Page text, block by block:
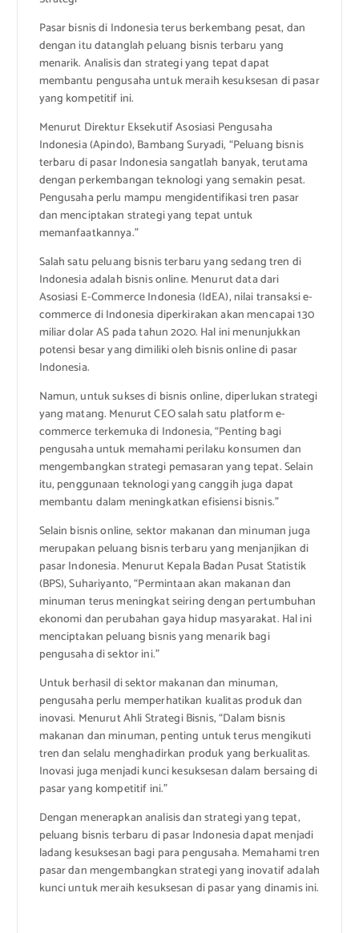
Pasar bisnis di Indonesia terus berkembang pesat, dan
dengan itu datanglah peluang bisnis terbaru yang
menarik. Analisis dan strategi yang tepat dapat
membantu pengusaha untuk meraih kesuksesan di pasar
yang kompetitif ini.
Menurut Direktur Eksekutif Asosiasi Pengusaha
Indonesia (Apindo), Bambang Suryadi, “Peluang bisnis
terbaru di pasar Indonesia sangatlah banyak, terutama
dengan perkembangan teknologi yang semakin pesat.
Pengusaha perlu mampu mengidentifikasi tren pasar
dan menciptakan strategi yang tepat untuk
memanfaatkannya.”
Salah satu peluang bisnis terbaru yang sedang tren di
Indonesia adalah bisnis online. Menurut data dari
Asosiasi E-Commerce Indonesia (IdEA), nilai transaksi e-
commerce di Indonesia diperkirakan akan mencapai 130
miliar dolar AS pada tahun 2020. Hal ini menunjukkan
potensi besar yang dimiliki oleh bisnis online di pasar
Indonesia.
Namun, untuk sukses di bisnis online, diperlukan strategi
yang matang. Menurut CEO salah satu platform e-
commerce terkemuka di Indonesia, “Penting bagi
pengusaha untuk memahami perilaku konsumen dan
mengembangkan strategi pemasaran yang tepat. Selain
itu, penggunaan teknologi yang canggih juga dapat
membantu dalam meningkatkan efisiensi bisnis.”
Selain bisnis online, sektor makanan dan minuman juga
merupakan peluang bisnis terbaru yang menjanjikan di
pasar Indonesia. Menurut Kepala Badan Pusat Statistik
(BPS), Suhariyanto, “Permintaan akan makanan dan
minuman terus meningkat seiring dengan pertumbuhan
ekonomi dan perubahan gaya hidup masyarakat. Hal ini
menciptakan peluang bisnis yang menarik bagi
pengusaha di sektor ini.”
Untuk berhasil di sektor makanan dan minuman,
pengusaha perlu memperhatikan kualitas produk dan
inovasi. Menurut Ahli Strategi Bisnis, “Dalam bisnis
makanan dan minuman, penting untuk terus mengikuti
tren dan selalu menghadirkan produk yang berkualitas.
Inovasi juga menjadi kunci kesuksesan dalam bersaing di
pasar yang kompetitif ini.”
Dengan menerapkan analisis dan strategi yang tepat,
peluang bisnis terbaru di pasar Indonesia dapat menjadi
ladang kesuksesan bagi para pengusaha. Memahami tren
pasar dan mengembangkan strategi yang inovatif adalah
kunci untuk meraih kesuksesan di pasar yang dinamis ini.